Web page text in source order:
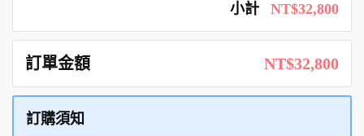
小計 NT$32,800
訂單金額 NT$32,800
訂購須知